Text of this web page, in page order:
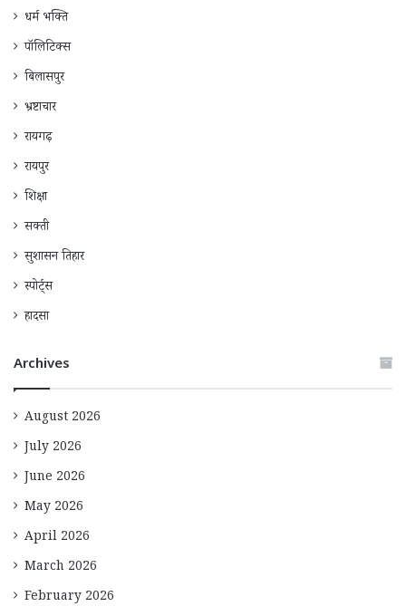
धर्म भक्ति
पॉलिटिक्स
बिलासपुर
भ्रष्टाचार
रायगढ़
रायपुर
शिक्षा
सक्ती
सुशासन तिहार
स्पोर्ट्स
हादसा
Archives
August 2026
July 2026
June 2026
May 2026
April 2026
March 2026
February 2026